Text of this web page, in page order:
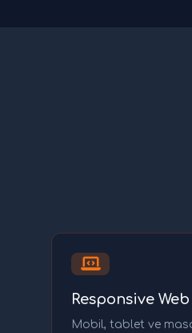
Responsive Web
Mobil, tablet ve